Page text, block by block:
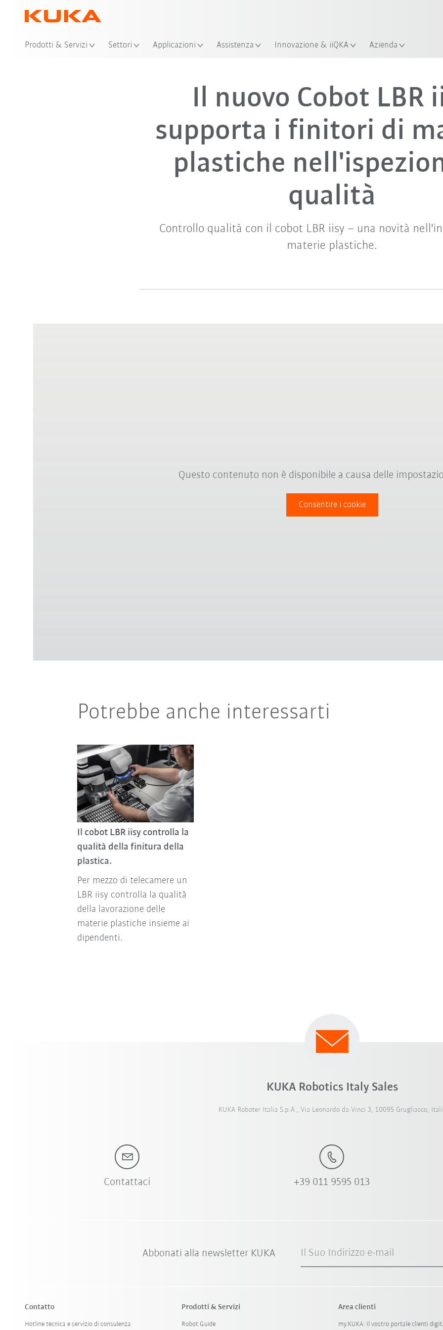
Prodotti & Servizi Settori Applicazioni Assistenza Innovazione & iiQKA Azienda
Il nuovo Cobot LBR
supporta i finitori di
plastiche
qualità
Controllo qualità con il cobot LBR iisy – una novità
materie plastiche.
Questo contenuto non è disponibile a causa delle
Consentire i cookie
Potrebbe anche interessarti
Il cobot LBR iisy controlla la
qualità della finitura della
plastica.
Per mezzo di telecamere un
LBR iisy controlla la qualità
della lavorazione delle
materie plastiche insieme ai
dipendenti.
KUKA Robotics Italy Sales
KUKA Roboter Italia S.p.A., Via Leonardo da Vinci 3, 10095 Grugliasco,
Contattaci +39 011 9595 013
Abbonati alla newsletter KUKA Il Suo Indirizzo e-mail
Contatto
Hotline tecnica e servizio di consulenza
Prodotti & Servizi
Robot Guide
Area clienti
my.KUKA: Il vostro portale clienti